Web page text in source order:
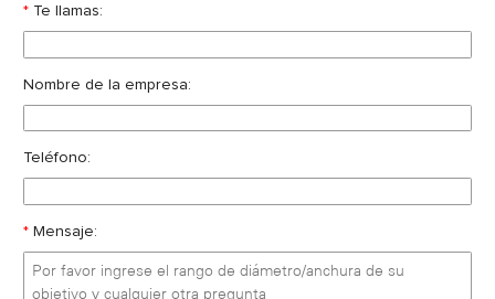
* Te llamas:
Nombre de la empresa:
Teléfono:
* Mensaje: